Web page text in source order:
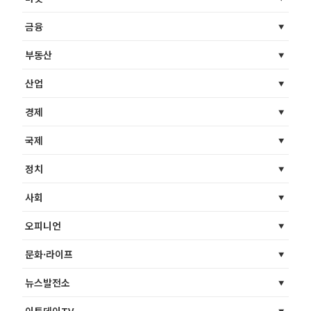
금융
부동산
산업
경제
국제
정치
사회
오피니언
문화·라이프
뉴스발전소